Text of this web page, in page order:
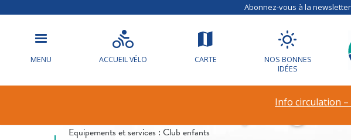
Abonnez-vous à la
MENU ACCUEIL VÉLO CARTE
NOS BONNES
IDÉES
Info circulation
Flower camping
Equipements et services : Club enfants